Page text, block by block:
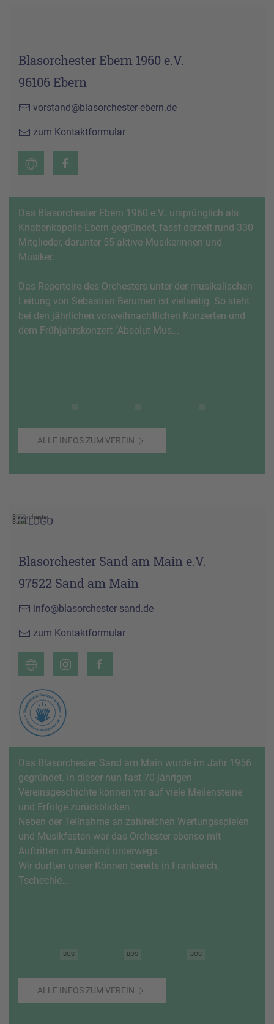
Blasorchester Ebern 1960 e.V.
96106 Ebern
vorstand@blasorchester-ebern.de
zum Kontaktformular
Das Blasorchester Ebern 1960 e.V., ursprünglich als
Knabenkapelle Ebern gegründet, fasst derzeit rund 330
Mitglieder, darunter 55 aktive Musikerinnen und
Musiker.
Das Repertoire des Orchesters unter der musikalischen
Leitung von Sebastian Berumen ist vielseitig. So steht
bei den jährlichen vorweihnachtlichen Konzerten und
dem Frühjahrskonzert "Absolut Mus...
ALLE INFOS ZUM VEREIN
Blasorchester Sand am Main e.V.
97522 Sand am Main
info@blasorchester-sand.de
zum Kontaktformular
Blasorchester
Sand
Das Blasorchester Sand am Main wurde im Jahr 1956
gegründet. In dieser nun fast 70-jährigen
Vereinsgeschichte können wir auf viele Meilensteine
und Erfolge zurückblicken.
Neben der Teilnahme an zahlreichen Wertungsspielen
und Musikfesten war das Orchester ebenso mit
Auftritten im Ausland unterwegs.
Wir durften unser Können bereits in Frankreich,
Tschechie...
BOS BOS BOS
ALLE INFOS ZUM VEREIN